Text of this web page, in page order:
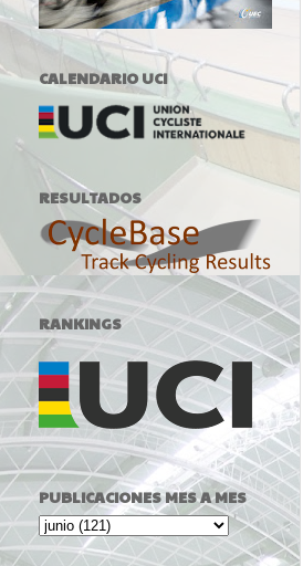
CALENDARIO UCI
RESULTADOS
RANKINGS
PUBLICACIONES MES A MES